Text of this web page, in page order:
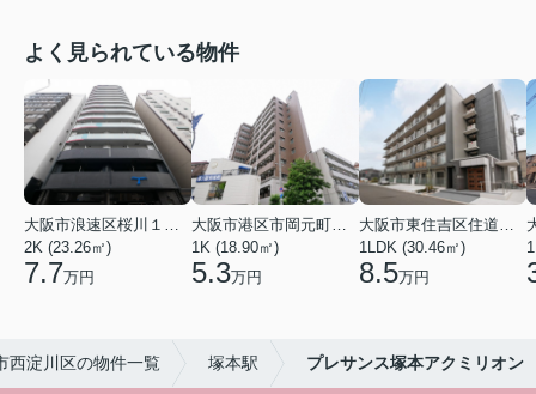
よく見られている物件
大阪市浪速区桜川１丁目
2K (23.26㎡)
7.7万円
大阪市港区市岡元町１丁目
1K (18.90㎡)
5.3万円
大阪市東住吉区住道矢田５丁目
1LDK (30.46㎡)
8.5万円
西淀川区の物件一覧 塚本駅 プレサンス塚本アクミリオン